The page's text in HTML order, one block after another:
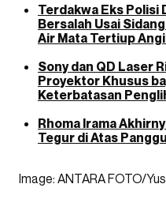
Terdakwa Eks Polisi
Bersalah Usai
Air Mata Tertiup
Sony dan QD Laser
Proyektor Khusus
Keterbatasan
Rhoma Irama
Tegur di Atas
Image: ANTARA FOTO/